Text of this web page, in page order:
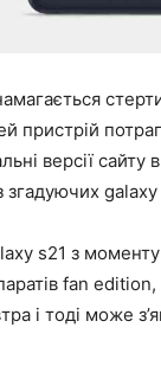
пристрій
версії сайту
galaxy
s21 з
fan
і тоді може